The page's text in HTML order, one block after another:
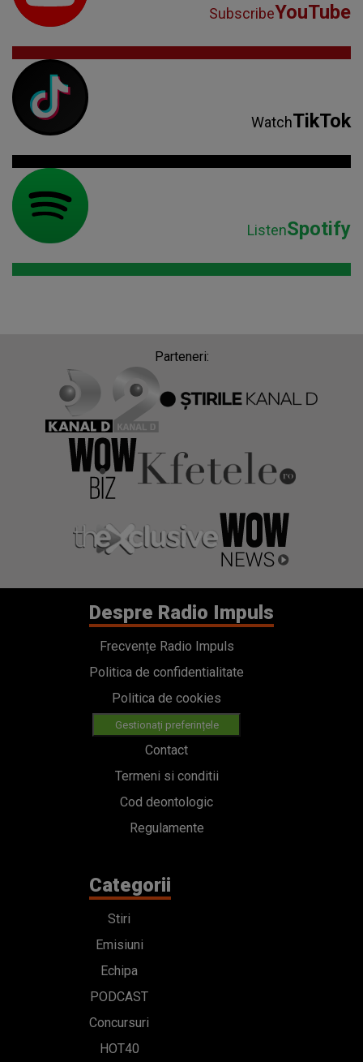
SubscribeYouTube
WatchTikTok
ListenSpotify
Parteneri:
Despre Radio Impuls
Frecvențe Radio Impuls
Politica de confidentialitate
Politica de cookies
Gestionați preferințele
Contact
Termeni si conditii
Cod deontologic
Regulamente
Categorii
Stiri
Emisiuni
Echipa
PODCAST
Concursuri
HOT40